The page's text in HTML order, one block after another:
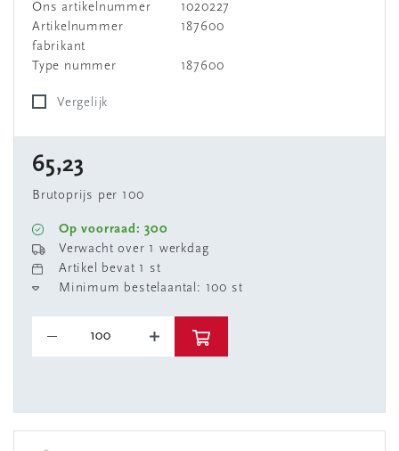
Ons artikelnummer
1020227
Artikelnummer
fabrikant
187600
Type nummer 187600
Vergelijk
65,23
Brutoprijs per 100
Op voorraad: 300
Verwacht over 1 werkdag
Artikel bevat 1 st
Minimum bestelaantal: 100 st